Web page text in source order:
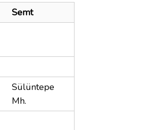
Semt
Sülüntepe
Mh.